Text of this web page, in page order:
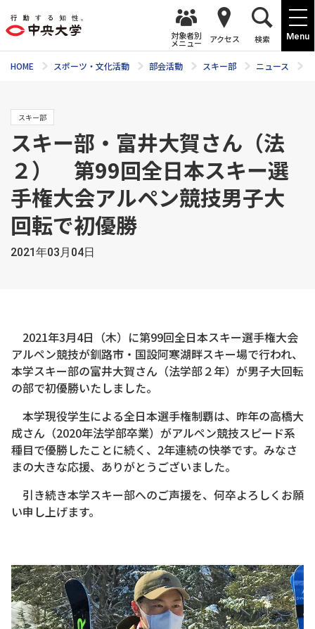
Menu
対象者別
メニュー アクセス 検索
HOME スポーツ・文化活動 部会活動 スキー部 ニュース
スキー部
スキー部・富井大賀さん（法
２） 第99回全日本スキー選
手権大会アルペン競技男子大
回転で初優勝
2021年03月04日
2021年3月4日（木）に第99回全日本スキー選手権大会
アルペン競技が釧路市・国設阿寒湖畔スキー場で行われ、
本学スキー部の富井大賀さん（法学部２年）が男子大回転
の部で初優勝いたしました。
本学現役学生による全日本選手権制覇は、昨年の高橋大
成さん（2020年法学部卒業）がアルペン競技スピード系
種目で優勝したことに続く、2年連続の快挙です。みなさ
まの大きな応援、ありがとうございました。
引き続き本学スキー部へのご声援を、何卒よろしくお願
い申し上げます。